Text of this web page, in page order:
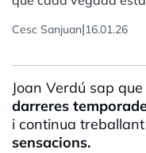
Cesc Sanjuan|16.01.26
Joan Verdú sap que
darreres
i continua
sensacions.